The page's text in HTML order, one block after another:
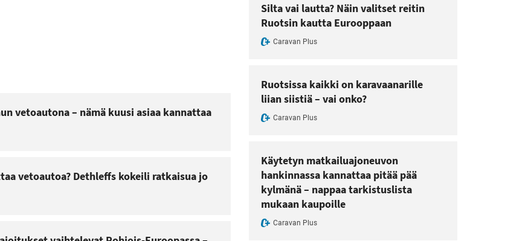
vetoautona – nämä kuusi asiaa kannattaa
vetoautoa? Dethleffs kokeili ratkaisua jo
Silta vai lautta? Näin valitset reitin
Ruotsin kautta Eurooppaan
Caravan Plus
Ruotsissa kaikki on karavaanarille
liian siistiä – vai onko?
Caravan Plus
Käytetyn matkailuajoneuvon
hankinnassa kannattaa pitää pää
kylmänä – nappaa tarkistuslista
mukaan kaupoille
Caravan Plus